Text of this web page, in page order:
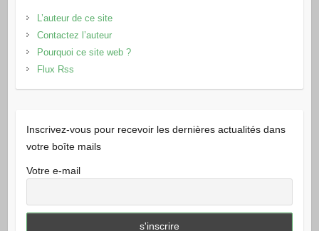
L’auteur de ce site
Contactez l’auteur
Pourquoi ce site web ?
Flux Rss
Inscrivez-vous pour recevoir les dernières actualités dans
votre boîte mails
Votre e-mail